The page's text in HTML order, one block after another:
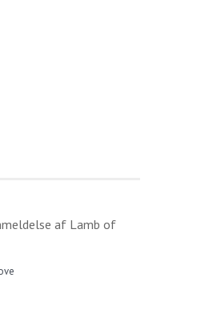
af Lamb of